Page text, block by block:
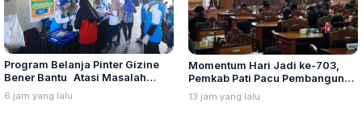
Program Belanja Pinter Gizine
Bener Bantu Atasi Masalah
Stunting di Kudus
6 jam yang lalu
Momentum Hari Jadi ke-703,
Pemkab Pati Pacu Pembangunan
Daerah
13 jam yang lalu